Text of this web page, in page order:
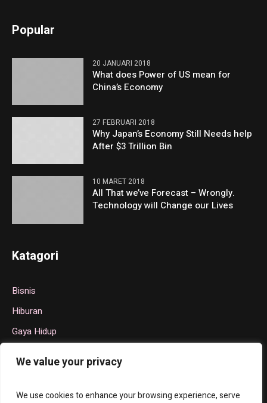
We value your privacy
We use cookies to enhance your browsing experience, serve
Popular
20 JANUARI 2018
What does Power of US mean for
China’s Economy
27 FEBRUARI 2018
Why Japan’s Economy Still Needs help
After $3 Trillion Bin
10 MARET 2018
All That we’ve Forecast – Wrongly.
Technology will Change our Lives
Katagori
Bisnis
Hiburan
Gaya Hidup
Olahraga